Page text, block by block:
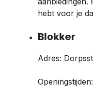
hebt voor je
Blokker
Adres: